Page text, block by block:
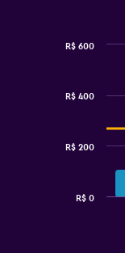
R$ 0
R$ 200
R$ 400
R$ 600